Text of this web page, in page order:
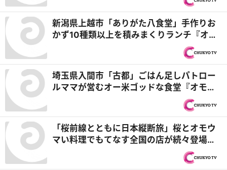
新潟県上越市「ありがた八食堂」手作りお
かず10種類以上を積みまくりランチ『オモ
埼玉県入間市「古都」ごはん足しパトロー
ルママが営むオー米ゴッドな食堂『オモウ
「桜前線とともに日本縦断旅」桜とオモウ
マい料理でもてなす全国の店が続々登場！